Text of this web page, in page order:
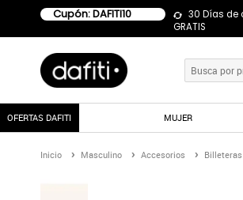
Cupón: DAFITI10
30 Días de
GRATIS
OFERTAS DAFITI MUJER
Inicio Masculino Accesorios Billeteras